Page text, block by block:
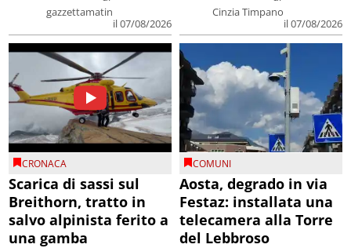
gazzettamatin
il 07/08/2026
Cinzia Timpano
il 07/08/2026
CRONACA
Scarica di sassi sul
Breithorn, tratto in
salvo alpinista ferito a
una gamba
COMUNI
Aosta, degrado in via
Festaz: installata una
telecamera alla Torre
del Lebbroso